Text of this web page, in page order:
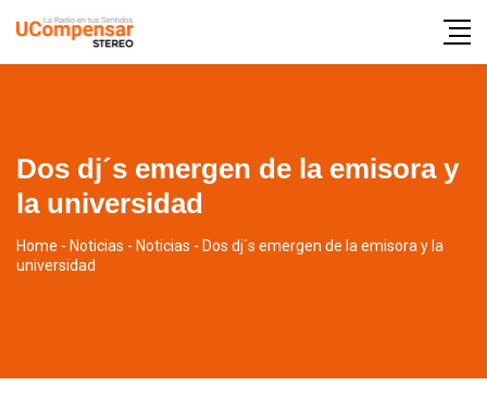
Dos dj´s emergen de la emisora y
la universidad
Home - Noticias - Noticias - Dos dj´s emergen de la emisora y la
universidad